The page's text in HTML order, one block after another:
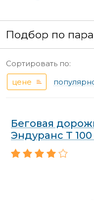
Подбор по
Сортировать по:
цене
Беговая
Эндуранс Т